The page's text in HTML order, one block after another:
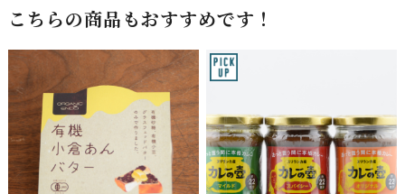
こちらの商品もおすすめです！